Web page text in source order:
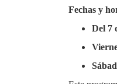
Fechas y
Del 7